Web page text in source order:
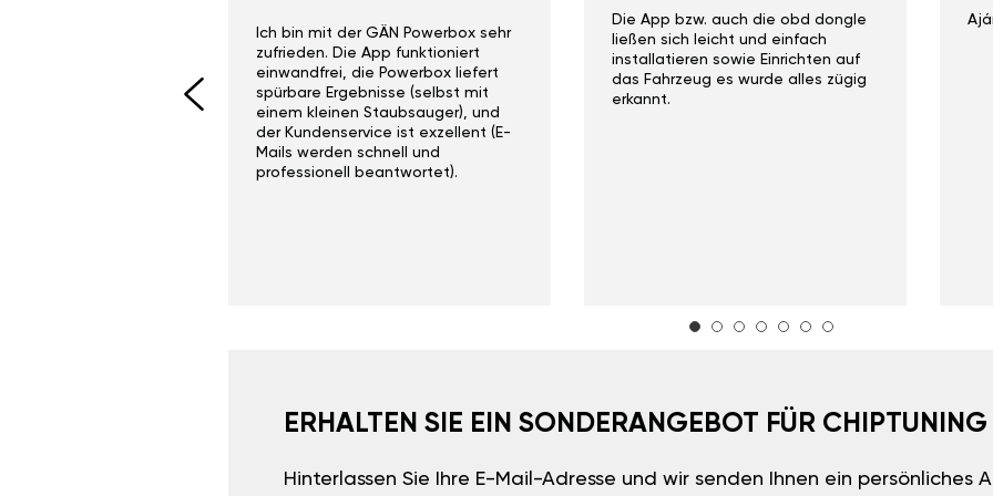
Ich bin mit der GÄN Powerbox sehr
zufrieden. Die App funktioniert
einwandfrei, die Powerbox liefert
spürbare Ergebnisse (selbst mit
einem kleinen Staubsauger), und
der Kundenservice ist exzellent (E-
Mails werden schnell und
professionell beantwortet).
Die App bzw. auch die obd dongle
ließen sich leicht und einfach
installatieren sowie Einrichten auf
das Fahrzeug es wurde alles zügig
erkannt.
ERHALTEN SIE EIN SONDERANGEBOT FÜR CHIPTUNING
Hinterlassen Sie Ihre E-Mail-Adresse und wir senden Ihnen ein persönliches